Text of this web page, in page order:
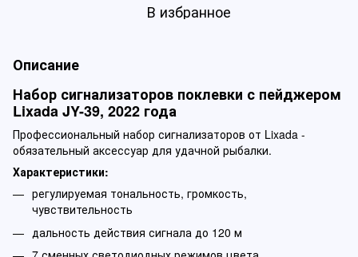
В избранное
Описание
Набор сигнализаторов поклевки с пейджером
Lixada JY-39, 2022 года
Профессиональный набор сигнализаторов от Lixada -
обязательный аксессуар для удачной рыбалки.
Характеристики:
регулируемая тональность, громкость,
чувствительность
дальность действия сигнала до 120 м